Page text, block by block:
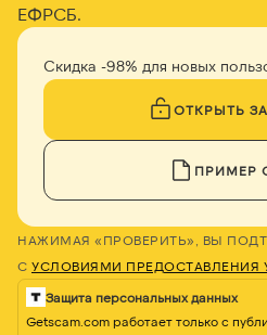
ЕФРСБ.
Скидка -98% для новых
ОТКРЫТЬ
ПРИМЕР
НАЖИМАЯ «ПРОВЕРИТЬ», ВЫ
С УСЛОВИЯМИ ПРЕДОСТАВЛЕНИЯ
Защита персональных данных
Getscam.com работает только с